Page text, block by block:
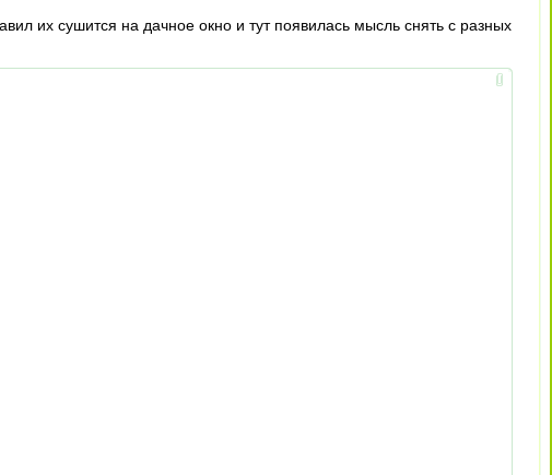
их сушится на дачное окно и тут появилась мысль снять с разных